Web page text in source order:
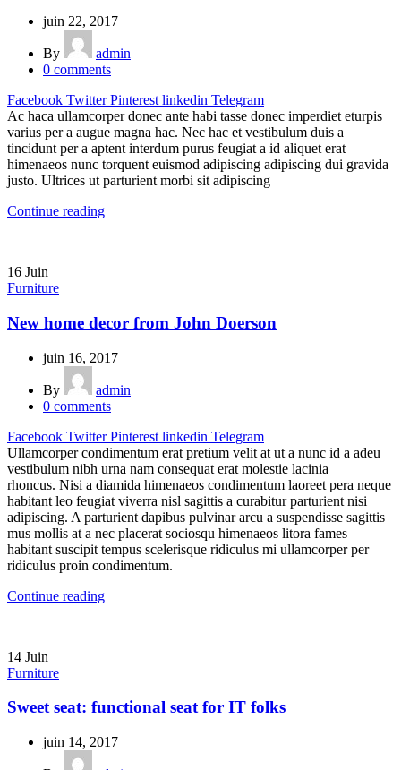
juin 22, 2017
By
admin
0 comments
Facebook Twitter Pinterest linkedin Telegram
Ac haca ullamcorper donec ante habi tasse donec imperdiet eturpis
varius per a augue magna hac. Nec hac et vestibulum duis a
tincidunt per a aptent interdum purus feugiat a id aliquet erat
himenaeos nunc torquent euismod adipiscing adipiscing dui gravida
justo. Ultrices ut parturient morbi sit adipiscing
Continue reading
16 Juin
Furniture
New home decor from John Doerson
juin 16, 2017
By
admin
0 comments
Facebook Twitter Pinterest linkedin Telegram
Ullamcorper condimentum erat pretium velit at ut a nunc id a adeu
vestibulum nibh urna nam consequat erat molestie lacinia
rhoncus. Nisi a diamida himenaeos condimentum laoreet pera neque
habitant leo feugiat viverra nisl sagittis a curabitur parturient nisi
adipiscing. A parturient dapibus pulvinar arcu a suspendisse sagittis
mus mollis at a nec placerat sociosqu himenaeos litora fames
habitant suscipit tempus scelerisque ridiculus mi ullamcorper per
ridiculus proin condimentum.
Continue reading
14 Juin
Furniture
Sweet seat: functional seat for IT folks
juin 14, 2017